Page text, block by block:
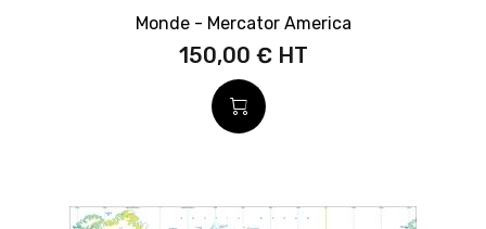
Monde - Mercator America
150,00 €